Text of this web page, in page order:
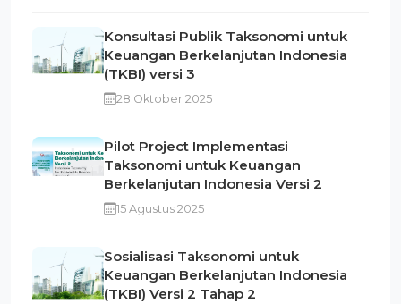
Konsultasi Publik Taksonomi untuk
Keuangan Berkelanjutan Indonesia
(TKBI) versi 3
28 Oktober 2025
Pilot Project Implementasi
Taksonomi untuk Keuangan
Berkelanjutan Indonesia Versi 2
15 Agustus 2025
Sosialisasi Taksonomi untuk
Keuangan Berkelanjutan Indonesia
(TKBI) Versi 2 Tahap 2